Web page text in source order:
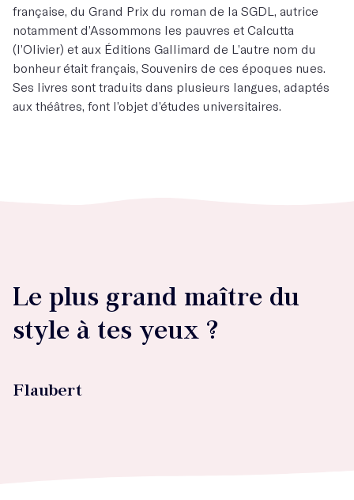
française, du Grand Prix du roman de la SGDL, autrice
notamment d’Assommons les pauvres et Calcutta
(l’Olivier) et aux Éditions Gallimard de L’autre nom du
bonheur était français, Souvenirs de ces époques nues.
Ses livres sont traduits dans plusieurs langues, adaptés
aux théâtres, font l’objet d’études universitaires.
Le plus grand maître du
style à tes yeux ?
Flaubert